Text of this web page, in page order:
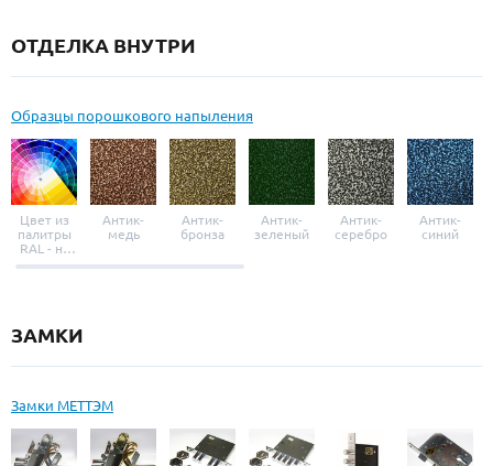
ОТДЕЛКА ВНУТРИ
Образцы порошкового напыления
Цвет из
палитры
RAL - на
выбор
Антик-
медь
Антик-
бронза
Антик-
зеленый
Антик-
серебро
Антик-
синий
ЗАМКИ
Замки МЕТТЭМ